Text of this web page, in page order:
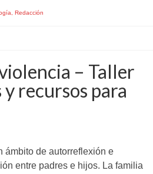
Redacción
– Taller
recursos para
ámbito de autorreflexión e
entre padres e hijos. La familia